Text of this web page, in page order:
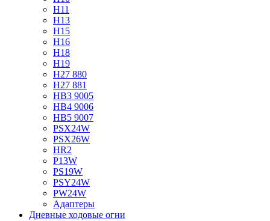
H11
H13
H15
H16
H18
H19
H27 880
H27 881
HB3 9005
HB4 9006
HB5 9007
PSX24W
PSX26W
HR2
P13W
PS19W
PSY24W
PW24W
Адаптеры
Дневные ходовые огни